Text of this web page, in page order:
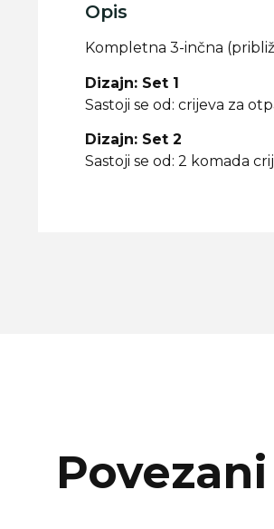
Opis
Kompletna 3-inčna
Dizajn: Set 1
Sastoji se od: crijeva za
Dizajn: Set 2
Sastoji se od: 2 komada